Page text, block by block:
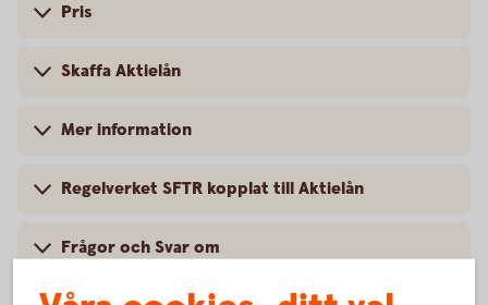
Pris
Skaffa Aktielån
Mer information
Regelverket SFTR kopplat till Aktielån
Frågor och Svar om